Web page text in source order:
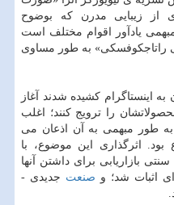
از زیبایی مدرن که بوضوح
یادآور اقوام مختلف است
راتاجکوفسکی» به طور مساوی
اینستاگرام کشیده شدند آغاز
را ترویج کنند؛ اغلب
به طور مبهمی به آن اذعان می
اثرگذاری این موضوع، با
بازاریابی برای داشتن آنها
اثبات شد؛ و صنعت جدیدی -